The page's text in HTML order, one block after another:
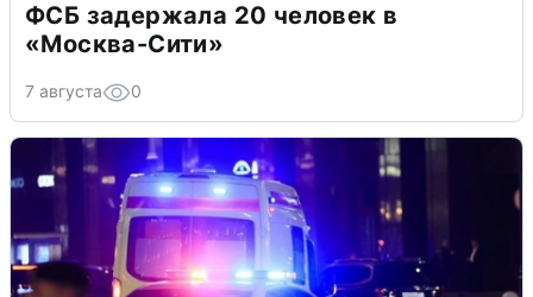
ФСБ задержала 20 человек в
«Москва-Сити»
7 августа 0